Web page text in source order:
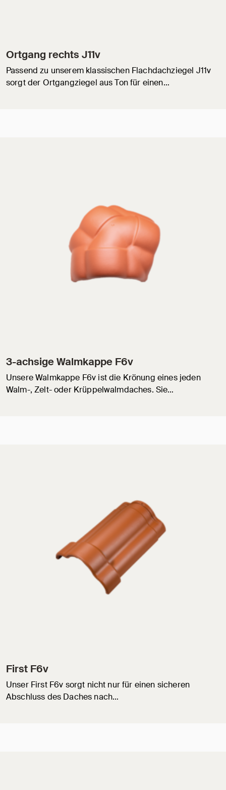
Ortgang rechts J11v
Passend zu unserem klassischen Flachdachziegel J11v
sorgt der Ortgangziegel aus Ton für einen…
3-achsige Walmkappe F6v
Unsere Walmkappe F6v ist die Krönung eines jeden
Walm-, Zelt- oder Krüppelwalmdaches. Sie…
First F6v
Unser First F6v sorgt nicht nur für einen sicheren
Abschluss des Daches nach…